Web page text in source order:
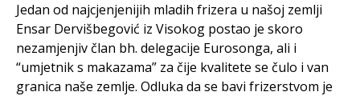
Jedan od najcjenjenijih mladih frizera u našoj zemlji
Ensar Dervišbegović iz Visokog postao je skoro
nezamjenjiv član bh. delegacije Eurosonga, ali i
“umjetnik s makazama” za čije kvalitete se čulo i van
granica naše zemlje. Odluka da se bavi frizerstvom je